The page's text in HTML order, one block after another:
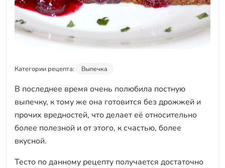
Категории рецепта: Выпечка
В последнее время очень полюбила постную
выпечку, к тому же она готовится без дрожжей и
прочих вредностей, что делает её относительно
более полезной и от этого, к счастью, более
вкусной.
Тесто по данному рецепту получается достаточно